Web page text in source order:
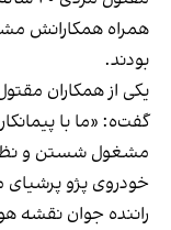
همراه همکارانش
بودند.
یکی از همکاران
گفت‌ه: «ما با
مشغول شستن و
خودروی پژو
راننده جوان نقشه